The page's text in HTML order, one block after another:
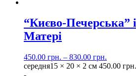
“Києво-Печерська”
Матері
450.00 грн. – 830.00 грн.
середня15 × 20 × 2 см 450.00 грн.